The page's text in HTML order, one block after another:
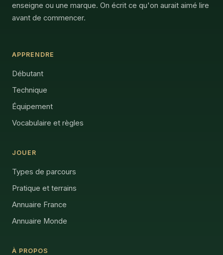
enseigne ou une marque. On écrit ce qu'on aurait aimé lire
avant de commencer.
APPRENDRE
Débutant
Technique
Équipement
Vocabulaire et règles
JOUER
Types de parcours
Pratique et terrains
Annuaire France
Annuaire Monde
À PROPOS